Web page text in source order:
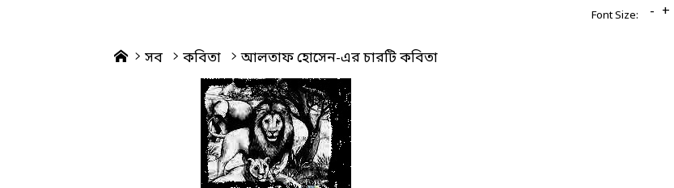
Home
সব কবিতা আলতাফ হোসেন-এর চারটি কবিতা
Font Size: - +